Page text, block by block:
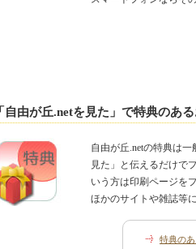
「自由が丘.netを見た」で特典のあ
自由が丘.netの特典は
見た」と伝えるだけで
いう方は印刷ページを
ほかのサイトや雑誌等
特典の